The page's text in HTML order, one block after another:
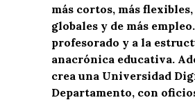
más cortos, más flexibles,
globales y de más empleo.
profesorado y a la
anacrónica educativa. A
crea una Universidad
Departamento, con